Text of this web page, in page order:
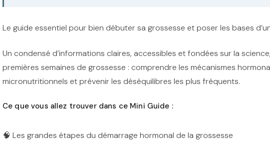
Le guide essentiel pour bien débuter sa grossesse et poser les bases
Un condensé d’informations claires, accessibles et fondées sur la
premières semaines de grossesse : comprendre les mécanismes
micronutritionnels et prévenir les déséquilibres les plus fréquents.
Ce que vous allez trouver dans ce Mini Guide :
🧠 Les grandes étapes du démarrage hormonal de la grossesse